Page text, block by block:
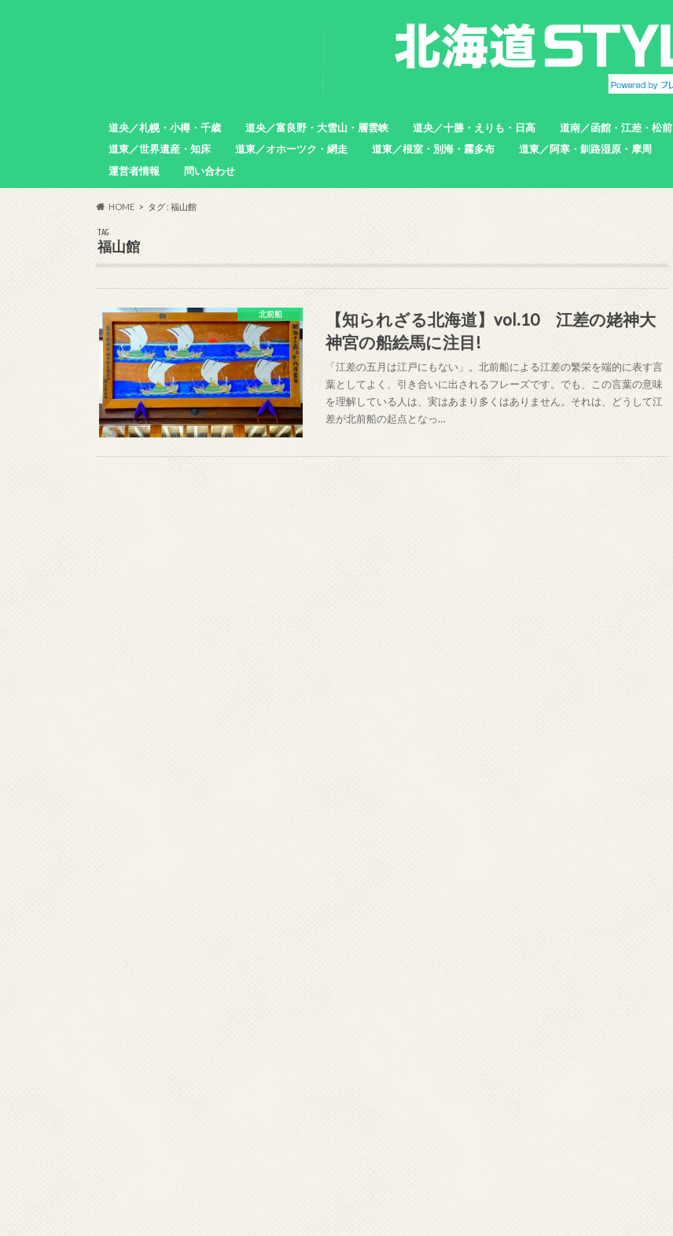
道央／札幌・小樽・千歳
札幌市
小樽市
石狩市
北広島市
恵庭市
千歳市
苫小牧市
道央／富良野・大雪山・層雲峡
中富良野町
東川町
沼田町
幌加内町
増毛町
道央／十勝・えりも・日高
帯広市
えりも町
新ひだか町
足寄町
道南／函館・江差・松前
函館市
北斗市
七飯町
松前町
江差町
上ノ国町
道東／世界遺産・知床
羅臼町
斜里町
道東／オホーツク・網走 道東／根室・別海・霧多布 道東／阿寒・釧路湿原・摩周
運営者情報
問い合わせ
HOME タグ : 福山館
TAG
福山館
北前船
【知られざる北海道】vol.10 江差の姥神大
神宮の船絵馬に注目!
「江差の五月は江戸にもない」。北前船による江差の繁栄を端的に表す言
葉としてよく、引き合いに出されるフレーズです。でも、この言葉の意味
を理解している人は、実はあまり多くはありません。それは、どうして江
差が北前船の起点となっ…